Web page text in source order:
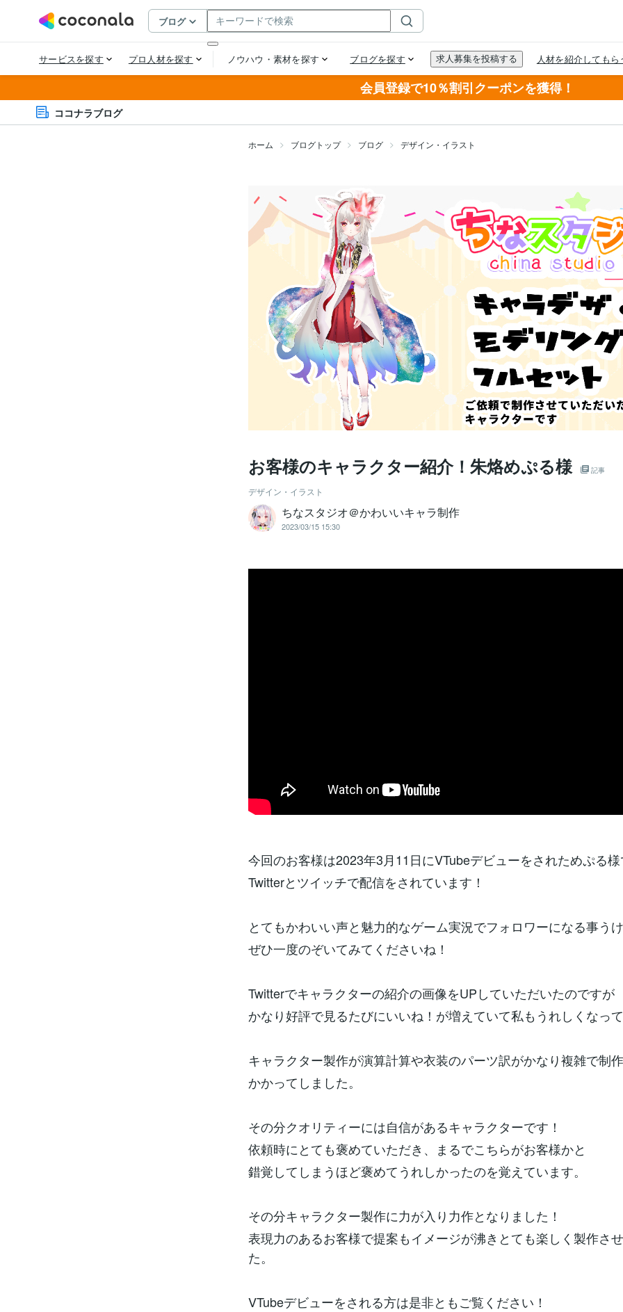
会員登録で10％割引クーポンを獲得！
ココナラブログ
ホーム ブログトップ ブログ デザイン・イラスト
お客様のキャラクター紹介！朱烙めぷる様 記事
デザイン・イラスト
ちなスタジオ＠かわいいキャラ制作
2023/03/15 15:30
今回のお客様は2023年3月11日にVTubeデビューをされためぷる様
Twitterとツイッチで配信をされています！
とてもかわいい声と魅力的なゲーム実況でフォロワーになる事うけ
ぜひ一度のぞいてみてくださいね！
Twitterでキャラクターの紹介の画像をUPしていただいたのですが
かなり好評で見るたびにいいね！が増えていて私もうれしくなって
キャラクター製作が演算計算や衣装のパーツ訳がかなり複雑で制
かかってしました。
その分クオリティーには自信があるキャラクターです！
依頼時にとても褒めていただき、まるでこちらがお客様かと
錯覚してしまうほど褒めてうれしかったのを覚えています。
その分キャラクター製作に力が入り力作となりました！
表現力のあるお客様で提案もイメージが沸きとても楽しく製作さ
た。
VTubeデビューをされる方は是非ともご覧ください！